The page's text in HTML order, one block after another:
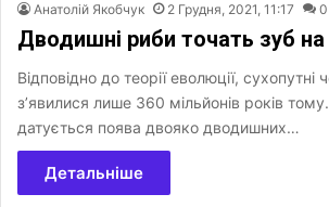
Анатолій Якобчук 2 Грудня, 2021, 11:17 0
Дводишні риби точать зуб
Відповідно до теорії еволюції, сухопутні
з’явилися лише 360 мільйонів років
датується поява двояко дводишних…
Детальніше